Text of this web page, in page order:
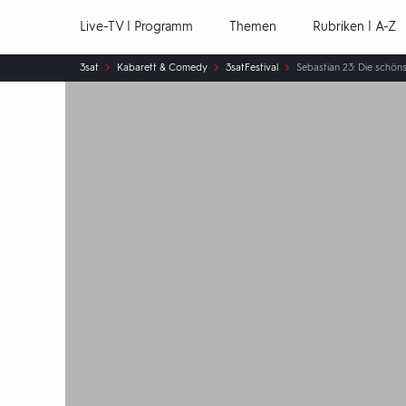
Live-TV | Programm Themen Rubriken | A-Z
Sie
sind
3sat Kabarett & Comedy 3satFestival Sebastian 23: Die